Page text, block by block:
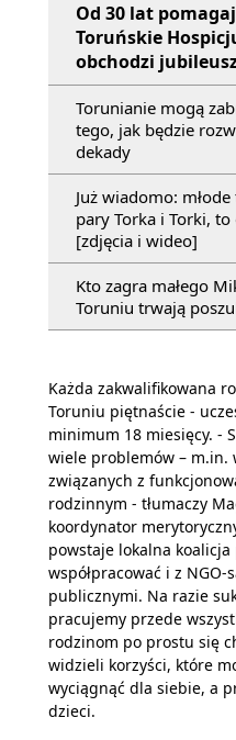
Od 30 lat
Toruńskie
obchodzi
Torunianie mogą
tego, jak będzie
dekady
Już wiadomo:
pary Torka i Torki,
[zdjęcia i wideo]
Kto zagra małego
Toruniu trwają
Każda zakwalifikowana
Toruniu piętnaście -
minimum 18 miesięcy. -
wiele problemów – m.in.
związanych z
rodzinnym - tłumaczy
koordynator
powstaje lokalna
współpracować i z
publicznymi. Na razie
pracujemy przede
rodzinom po prostu się
widzieli korzyści, które
wyciągnąć dla siebie, a
dzieci.